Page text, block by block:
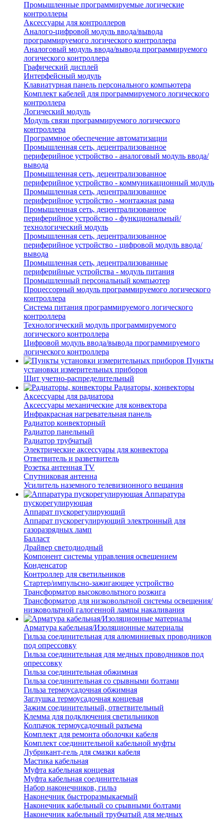
Промышленные программируемые логические
контроллеры
Аксессуары для контроллеров
Аналого-цифровой модуль ввода/вывода
программируемого логического контроллера
Аналоговый модуль ввода/вывода программируемого
логического контроллера
Графический дисплей
Интерфейсный модуль
Клавиатурная панель персонального компьютера
Комплект кабелей для программируемого логического
контроллера
Логический модуль
Модуль связи программируемого логического
контроллера
Программное обеспечение автоматизации
Промышленная сеть, децентрализованное
периферийное устройство - аналоговый модуль ввода/
вывода
Промышленная сеть, децентрализованное
периферийное устройство - коммуникационный модуль
Промышленная сеть, децентрализованное
периферийное устройство - монтажная рама
Промышленная сеть, децентрализованное
периферийное устройство - функциональный/
технологический модуль
Промышленная сеть, децентрализованное
периферийное устройство - цифровой модуль ввода/
вывода
Промышленная сеть, децентрализованные
периферийные устройства - модуль питания
Промышленный персональный компьютер
Процессорный модуль программируемого логического
контроллера
Система питания программируемого логического
контроллера
Технологический модуль программируемого
логического контроллера
Цифровой модуль ввода/вывода программируемого
логического контроллера
Пункты
установки измерительных приборов
Щит учетно-распределительный
Радиаторы, конвекторы
Аксессуары для радиатора
Аксессуары механические для конвектора
Инфракрасная нагревательная панель
Радиатор конвекторный
Радиатор панельный
Радиатор трубчатый
Электрические аксессуары для конвектора
Ответвитель и разветвитель
Розетка антенная TV
Спутниковая антенна
Усилитель наземного телевизионного вещания
Аппаратура
пускорегулирующая
Аппарат пускорегулирующий
Аппарат пускорегулирующий электронный для
газоразрядных ламп
Балласт
Драйвер светодиодный
Компонент системы управления освещением
Конденсатор
Контроллер для светильников
Стартер/импульсно-зажигающее устройство
Трансформатор высоковольтного розжига
Трансформатор для низковольтной системы освещения/
низковольтной галогенной лампы накаливания
Арматура кабельная/Изоляционные материалы
Гильза соединительная для алюминиевых проводников
под опрессовку
Гильза соединительная для медных проводников под
опрессовку
Гильза соединительная обжимная
Гильза соединительная со срывными болтами
Гильза термоусадочная обжимная
Заглушка термоусадочная концевая
Зажим соединительный, ответвительный
Клемма для подключения светильников
Колпачок термоусадочный разъема
Комплект для ремонта оболочки кабеля
Комплект соединительной кабельной муфты
Лубрикант-гель для смазки кабеля
Мастика кабельная
Муфта кабельная концевая
Муфта кабельная соединительная
Набор наконечников, гильз
Наконечник быстроразмыкаемый
Наконечник кабельный со срывными болтами
Наконечник кабельный трубчатый для медных